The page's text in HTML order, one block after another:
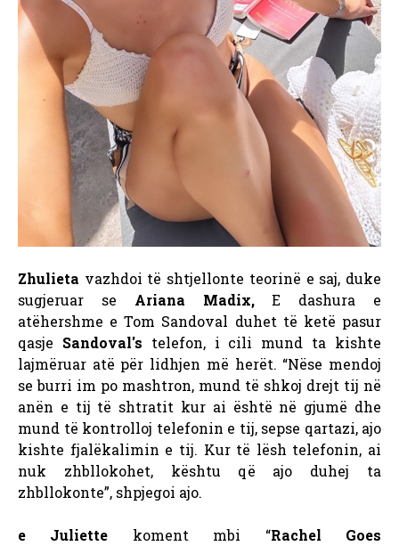
Zhulieta vazhdoi të shtjellonte teorinë e saj, duke
sugjeruar se Ariana Madix,E dashura e
atëhershme e Tom Sandoval duhet të ketë pasur
qasje Sandoval's telefon, i cili mund ta kishte
lajmëruar atë për lidhjen më herët. “Nëse mendoj
se burri im po mashtron, mund të shkoj drejt tij në
anën e tij të shtratit kur ai është në gjumë dhe
mund të kontrolloj telefonin e tij, sepse qartazi, ajo
kishte fjalëkalimin e tij. Kur të lësh telefonin, ai
nuk zhbllokohet, kështu që ajo duhej ta
zhbllokonte”, shpjegoi ajo.
e Juliette koment mbi “Rachel Goes